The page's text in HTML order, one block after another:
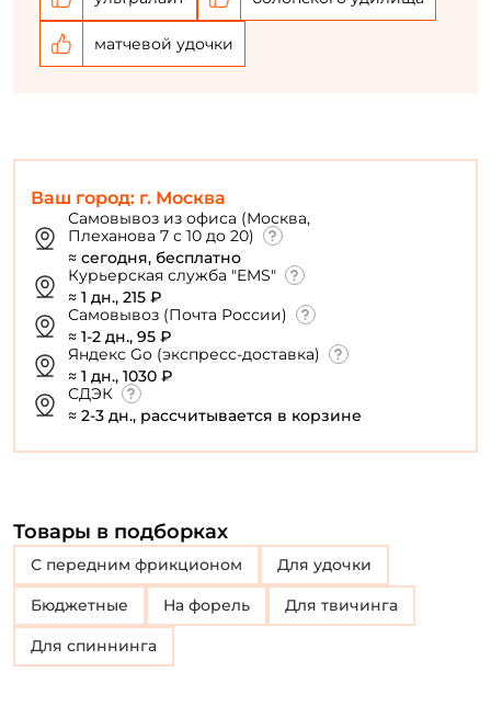
Ваш город: г. Москва
Самовывоз из офиса (Москва,
Плеханова 7 с 10 до 20)
≈ сегодня, бесплатно
Курьерская служба "EMS"
≈ 1 дн., 215 ₽
Самовывоз (Почта России)
≈ 1-2 дн., 95 ₽
Яндекс Go (экспресс-доставка)
≈ 1 дн., 1030 ₽
СДЭК
≈ 2-3 дн., рассчитывается в корзине
матчевой удочки
Товары в подборках
с передним фрикционом Для удочки
Бюджетные на форель для твичинга
Для спиннинга